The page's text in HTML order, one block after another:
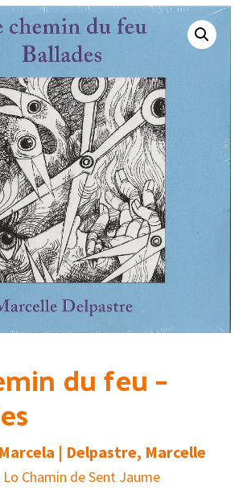
du feu –
| Delpastre, Marcelle
Lo Chamin de Sent Jaume